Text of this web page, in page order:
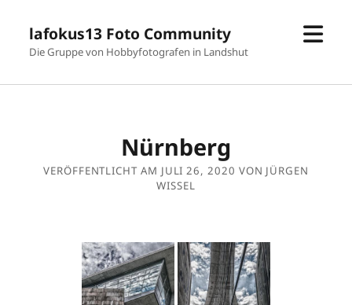
lafokus13 Foto Community
Die Gruppe von Hobbyfotografen in Landshut
Nürnberg
VERÖFFENTLICHT AM JULI 26, 2020 VON JÜRGEN
WISSEL